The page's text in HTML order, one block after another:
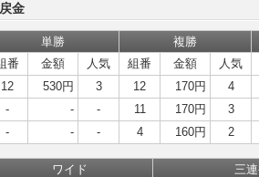
金
単勝
複勝
番
金額 人気 組番 金額
人気
12
530円 3 12 170円
4
-
- - 11 170円
3
-
- - 4 160円 2
ワイド
三